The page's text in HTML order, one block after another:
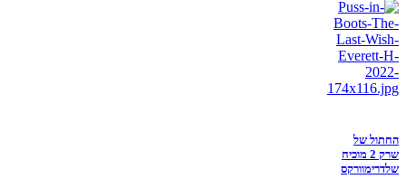
החתול של
שרק 2 מוכיח
שלדרימוורקס